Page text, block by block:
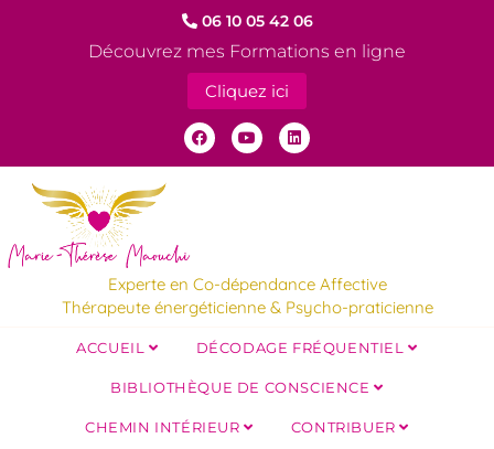
06 10 05 42 06
Découvrez mes Formations en ligne
Cliquez ici
Experte en Co-dépendance Affective
Thérapeute énergéticienne & Psycho-praticienne
ACCUEIL DÉCODAGE FRÉQUENTIEL
BIBLIOTHÈQUE DE CONSCIENCE
CHEMIN INTÉRIEUR CONTRIBUER